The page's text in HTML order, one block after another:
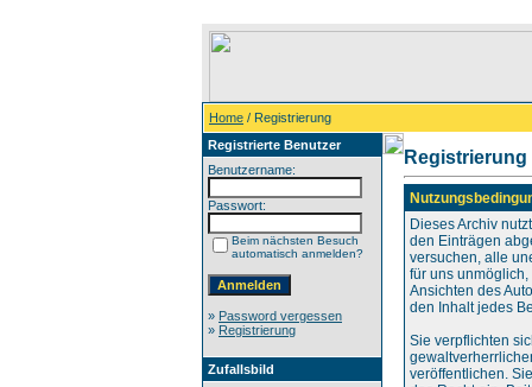
Home / Registrierung
Registrierte Benutzer
Benutzername:
Passwort:
Beim nächsten Besuch
automatisch anmelden?
» Password vergessen
» Registrierung
Zufallsbild
Registrierung
Dieses Archiv
den Einträgen
versuchen, alle
für uns
Ansichten des
den Inhalt jedes
Sie verpflichten
veröffentlichen.